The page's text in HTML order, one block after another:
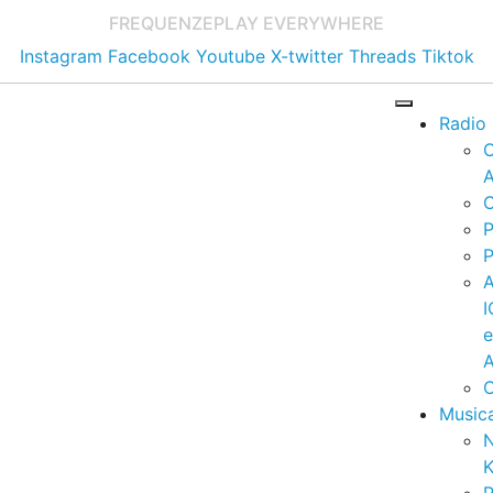
FREQUENZEPLAY EVERYWHERE
Instagram Facebook Youtube X-twitter Threads Tiktok
Radio
e